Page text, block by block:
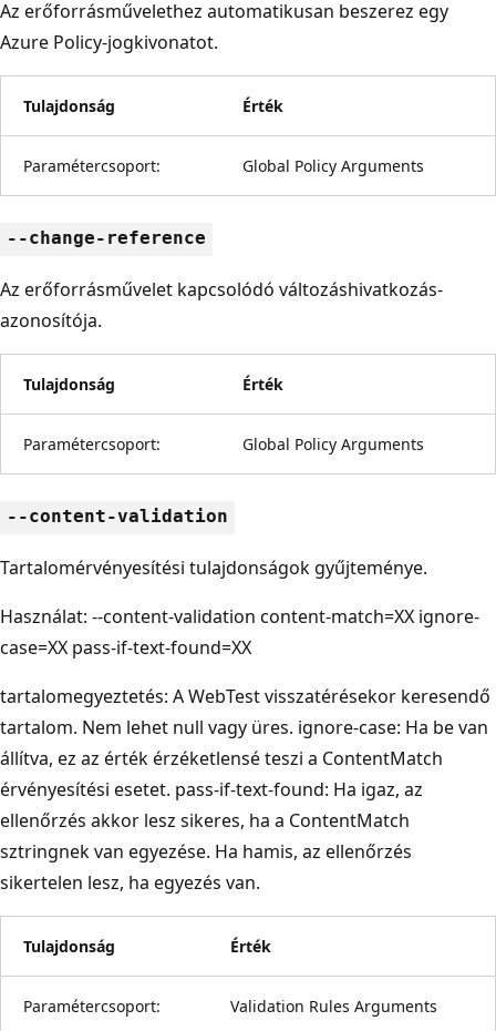
Az erőforrásművelethez automatikusan beszerez egy
Azure Policy-jogkivonatot.
Tulajdonság Érték
Paramétercsoport: Global Policy Arguments
--change-reference
Az erőforrásművelet kapcsolódó változáshivatkozás-
azonosítója.
Tulajdonság Érték
Paramétercsoport: Global Policy Arguments
--content-validation
Tartalomérvényesítési tulajdonságok gyűjteménye.
Használat: --content-validation content-match=XX ignore-
case=XX pass-if-text-found=XX
tartalomegyeztetés: A WebTest visszatérésekor keresendő
tartalom. Nem lehet null vagy üres. ignore-case: Ha be van
állítva, ez az érték érzéketlensé teszi a ContentMatch
érvényesítési esetet. pass-if-text-found: Ha igaz, az
ellenőrzés akkor lesz sikeres, ha a ContentMatch
sztringnek van egyezése. Ha hamis, az ellenőrzés
sikertelen lesz, ha egyezés van.
Tulajdonság Érték
Paramétercsoport: Validation Rules Arguments